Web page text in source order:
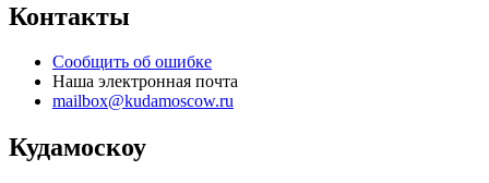
Контакты
Сообщить об ошибке
Наша электронная почта
mailbox@kudamoscow.ru
Кудамоскоу